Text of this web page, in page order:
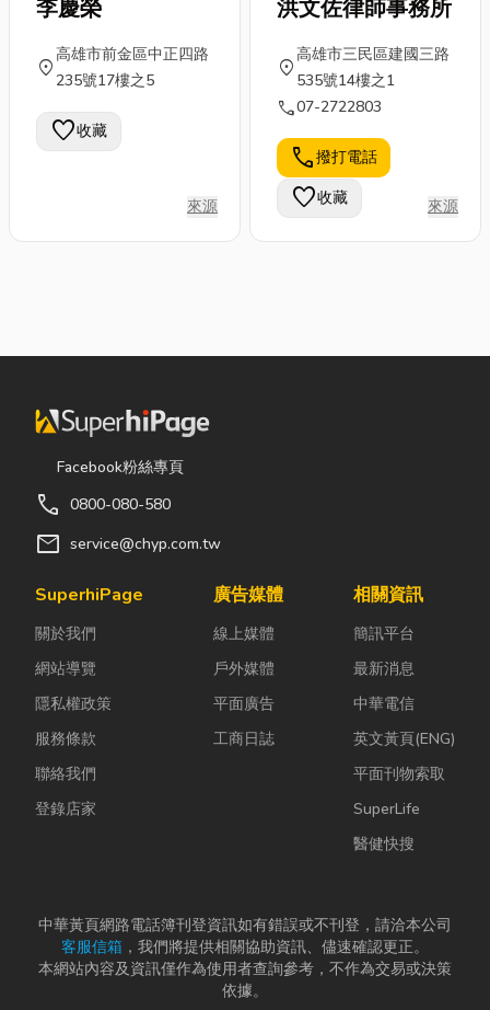
李慶榮
location_on
高雄市前金區中正四路
235號17樓之5
favorite收藏
來源
洪文佐律師事務所
location_on
高雄市三民區建國三路
535號14樓之1
call07-2722803
call撥打電話
favorite收藏 來源
Facebook粉絲專頁
call 0800-080-580
mail service@chyp.com.tw
SuperhiPage
關於我們
網站導覽
隱私權政策
服務條款
聯絡我們
登錄店家
廣告媒體
線上媒體
戶外媒體
平面廣告
工商日誌
相關資訊
簡訊平台
最新消息
中華電信
英文黃頁(ENG)
平面刊物索取
SuperLife
醫健快搜
中華黃頁網路電話簿刊登資訊如有錯誤或不刊登，請洽本公司
客服信箱 ，我們將提供相關協助資訊、儘速確認更正。
本網站內容及資訊僅作為使用者查詢參考，不作為交易或決策
依據。